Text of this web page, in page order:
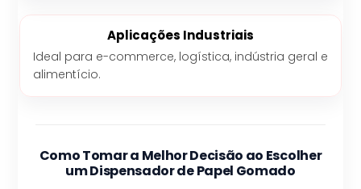
Aplicações Industriais
Ideal para e-commerce, logística, indústria geral e
alimentício.
Como Tomar a Melhor Decisão ao Escolher
um Dispensador de Papel Gomado